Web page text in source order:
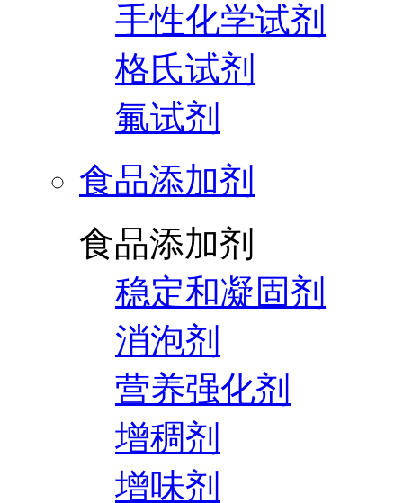
手性化学试剂
格氏试剂
氟试剂
食品添加剂
食品添加剂
稳定和凝固剂
消泡剂
营养强化剂
增稠剂
增味剂